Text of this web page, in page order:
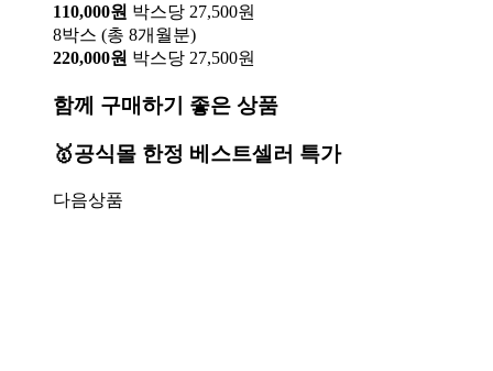
110,000원 박스당 27,500원
8박스 (총 8개월분)
220,000원 박스당 27,500원
함께 구매하기 좋은 상품
🥇공식몰 한정 베스트셀러 특가
다음상품